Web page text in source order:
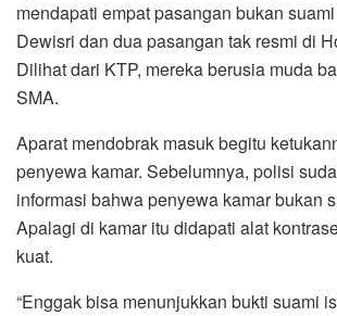
mendapati empat pasangan bukan
Dewisri dan dua pasangan tak resmi di
Dilihat dari KTP, mereka berusia muda
SMA.
Aparat mendobrak masuk begitu
penyewa kamar. Sebelumnya, polisi
informasi bahwa penyewa kamar bukan
Apalagi di kamar itu didapati alat
kuat.
“Enggak bisa menunjukkan bukti suami